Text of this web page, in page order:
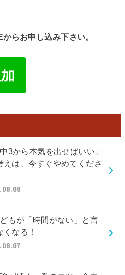
らお申し込み下さい。
中3から本気を出せばいい」
えは、今すぐやめてくださ
もが「時間がない」と言
くなる！